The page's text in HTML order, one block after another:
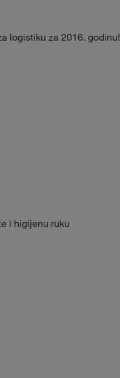
logistiku za 2016. godinu!
i higijenu ruku